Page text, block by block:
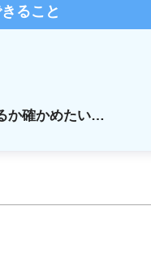
ること
か確かめたい…